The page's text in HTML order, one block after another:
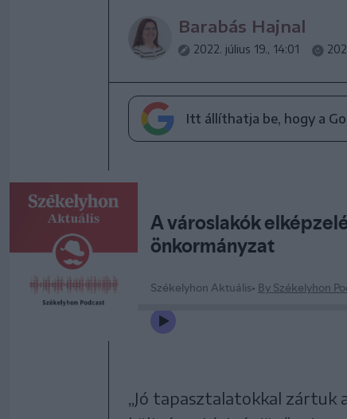
Barabás Hajnal
2022. július 19., 14:01
Itt állíthatja be, hogy a
„Jó tapasztalatokkal zártuk